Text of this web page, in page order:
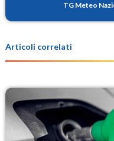
TG Meteo
Articoli correlati